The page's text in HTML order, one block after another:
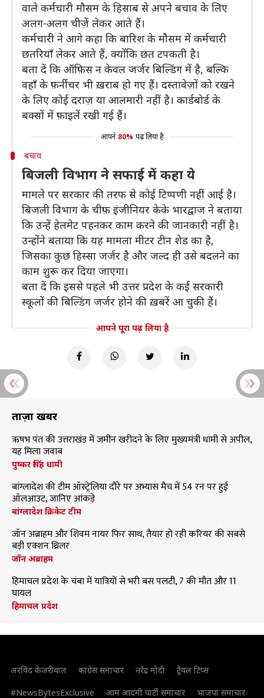
वाले कर्मचारी मौसम के हिसाब से अपने बचाव के लिए
अलग-अलग चीज़ें लेकर आते हैं।
कर्मचारी ने आगे कहा कि बारिश के मौसम में कर्मचारी
छतरियाँ लेकर आते हैं, क्योंकि छत टपकती है।
बता दें कि ऑफ़िस न केवल जर्जर बिल्डिंग में है, बल्कि
वहाँ के फ़र्नीचर भी ख़राब हो गए हैं। दस्तावेज़ों को रखने
के लिए कोई दराज़ या आलमारी नहीं है। कार्डबोर्ड के
बक्सों में फ़ाइलें रखी गई हैं।
आपने 80% पढ़ लिया है
बचाव
बिजली विभाग ने सफाई में कहा ये
मामले पर सरकार की तरफ से कोई टिप्पणी नहीं आई है।
बिजली विभाग के चीफ़ इंजीनियर केके भारद्वाज ने बताया
कि उन्हें हेलमेट पहनकर काम करने की जानकारी नहीं है।
उन्होंने बताया कि यह मामला मीटर टीन शेड का है,
जिसका कुछ हिस्सा जर्जर है और जल्द ही उसे बदलने का
काम शुरू कर दिया जाएगा।
बता दें कि इससे पहले भी उत्तर प्रदेश के कई सरकारी
स्कूलों की बिल्डिंग जर्जर होने की ख़बरें आ चुकी हैं।
आपने पूरा पढ़ लिया है
ताज़ा खबरें
ऋषभ पंत की उत्तराखंड में जमीन खरीदने के लिए मुख्यमंत्री धामी से अपील,
यह मिला जवाब
पुष्कर सिंह धामी
बांग्लादेश की टीम ऑस्ट्रेलिया दौरे पर अभ्यास मैच में 54 रन पर हुई
ऑलआउट, जानिए आंकड़े
बांग्लादेश क्रिकेट टीम
जॉन अब्राहम और शिवम नायर फिर साथ, तैयार हो रही करियर की सबसे
बड़ी एक्शन थ्रिलर
जॉन अब्राहम
हिमाचल प्रदेश के चंबा में यात्रियों से भरी बस पलटी, 7 की मौत और 11
घायल
हिमाचल प्रदेश
अरविंद केजरीवाल कांग्रेस समाचार नरेंद्र मोदी
ट्रैवल टिप्स
#NewsBytesExclusive
आम आदमी पार्टी समाचार भाजपा समाचार